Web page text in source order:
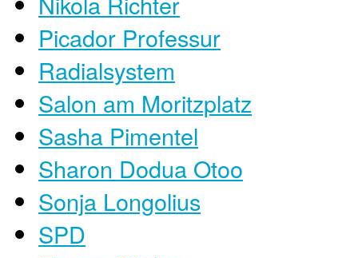
Picador Professur
Radialsystem
Salon am Moritzplatz
Sasha Pimentel
Sharon Dodua Otoo
Sonja Longolius
SPD